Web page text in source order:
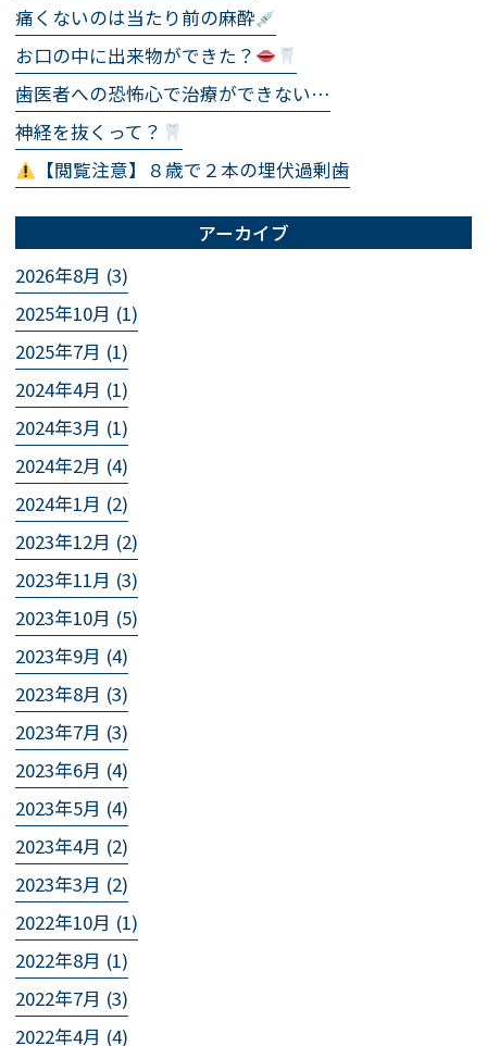
痛くないのは当たり前の麻酔
お口の中に出来物ができた？
歯医者への恐怖心で治療ができない…
神経を抜くって？
【閲覧注意】８歳で２本の埋伏過剰歯
アーカイブ
2026年8月 (3)
2025年10月 (1)
2025年7月 (1)
2024年4月 (1)
2024年3月 (1)
2024年2月 (4)
2024年1月 (2)
2023年12月 (2)
2023年11月 (3)
2023年10月 (5)
2023年9月 (4)
2023年8月 (3)
2023年7月 (3)
2023年6月 (4)
2023年5月 (4)
2023年4月 (2)
2023年3月 (2)
2022年10月 (1)
2022年8月 (1)
2022年7月 (3)
2022年4月 (4)